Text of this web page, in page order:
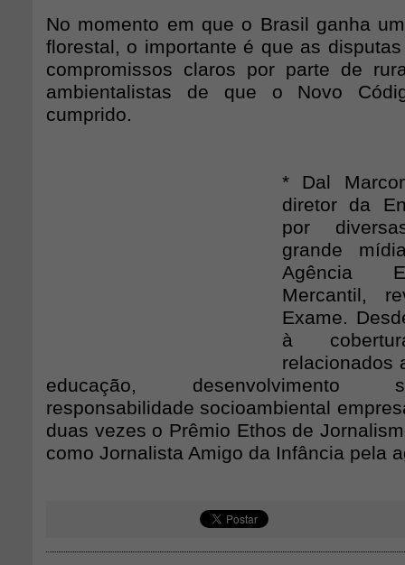
No momento em que o Brasil ganha
florestal, o importante é que as
compromissos claros por parte de
ambientalistas de que o Novo
cumprido.
* Dal
diretor da
por
grande
Agência
Mercantil,
Exame.
à
relacionados
educação, desenvolvimento
responsabilidade socioambiental
duas vezes o Prêmio Ethos de
como Jornalista Amigo da Infância pela